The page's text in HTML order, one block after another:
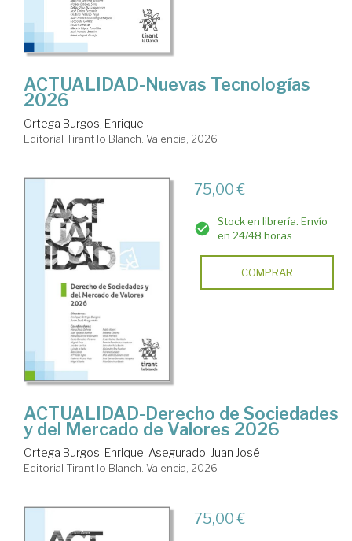
ACTUALIDAD-Nuevas Tecnologías
2026
Ortega Burgos, Enrique
Editorial Tirant lo Blanch. Valencia, 2026
75,00 €
Stock en librería. Envío
en 24/48 horas
COMPRAR
ACTUALIDAD-Derecho de Sociedades
y del Mercado de Valores 2026
Ortega Burgos, Enrique; Asegurado, Juan José
Editorial Tirant lo Blanch. Valencia, 2026
75,00 €